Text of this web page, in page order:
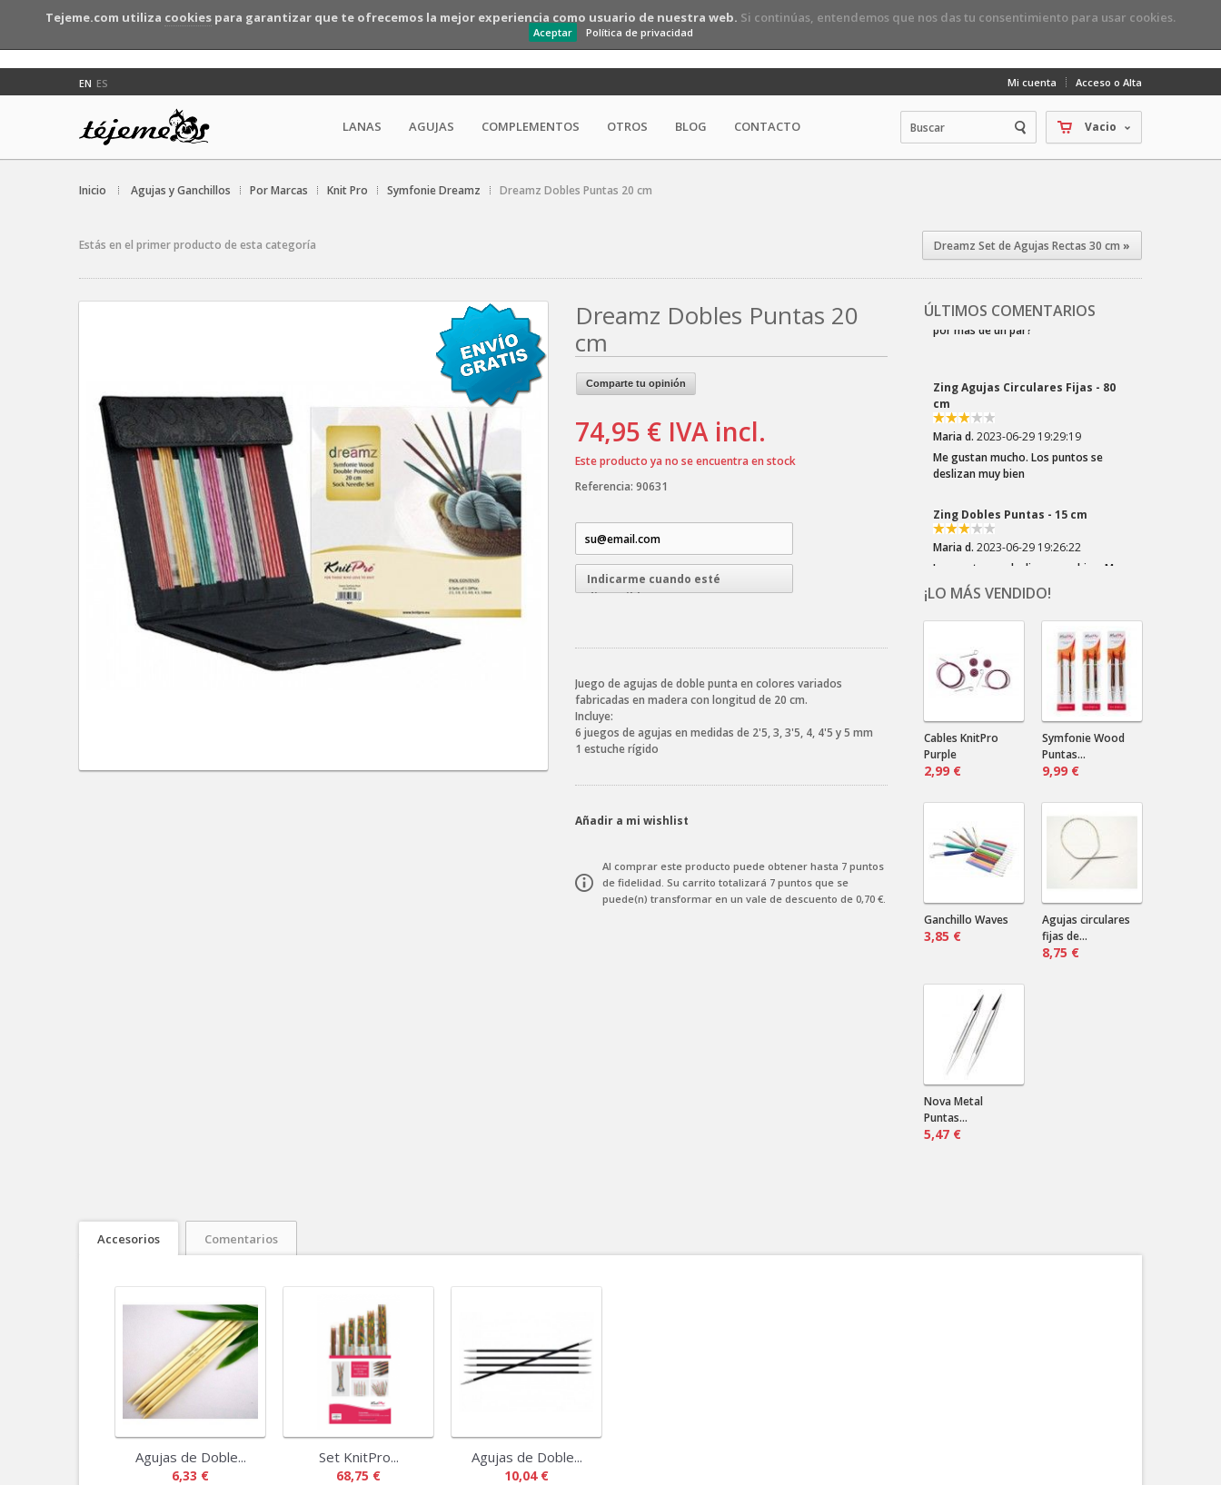
Tejeme.com utiliza cookies para garantizar que te ofrecemos la mejor experiencia como usuario de nuestra web. Si continúas, entendemos que nos das tu consentimiento para usar cookies.
Aceptar Política de privacidad
Mi cuenta Acceso o Alta
Vacio
EN ES
LANAS AGUJAS COMPLEMENTOS OTROS BLOG CONTACTO
Inicio Agujas y Ganchillos Por Marcas Knit Pro Symfonie Dreamz Dreamz Dobles Puntas 20 cm
Estás en el primer producto de esta categoría Dreamz Set de Agujas Rectas 30 cm »
ÚLTIMOS COMENTARIOS
Maria d.
Me gustan mucho. Los puntos se
deslizan muy bien
Zing Dobles Puntas - 15 cm
Maria d.2023-06-29 19:26:22
Los puntos se deslizan muy bien. Me
son muy prácticas para las mangas
2023-03-22 20:10:32
¡Los colores del Zauberball "Crazy"
son tan divertidos! Elegí esta lana por
el los azules...
Crazy Zauberball Malerwinkel
Dala .
2023-03-22 20:06:16
bien con un color liso oscuro.
¿Marino? ¿Negro? ¿Verde?...
Cardas de mano
2024-08-16 18:12:31
Envían a Uruguay? Que precio sería
por más de un par?
¡LO MÁS VENDIDO!
Cables KnitPro
Purple
2,99 €
Symfonie Wood
Puntas...
9,99 €
Ganchillo Waves
3,85 €
Agujas circulares
fijas de...
8,75 €
Nova Metal
Puntas...
5,47 €
Dreamz Dobles Puntas 20
cm
Comparte tu opinión
74,95 € IVA incl.
Este producto ya no se encuentra en stock
Referencia: 90631
Indicarme cuando esté
disponible
Juego de agujas de doble punta en colores variados
fabricadas en madera con longitud de 20 cm.
Incluye:
6 juegos de agujas en medidas de 2'5, 3, 3'5, 4, 4'5 y 5 mm
1 estuche rígido
Añadir a mi wishlist
Al comprar este producto puede obtener hasta 7 puntos
de fidelidad. Su carrito totalizará 7 puntos que se
puede(n) transformar en un vale de descuento de 0,70 €.
Accesorios Comentarios
Agujas de Doble...
6,33 €
Set KnitPro...
68,75 €
Agujas de Doble...
10,04 €